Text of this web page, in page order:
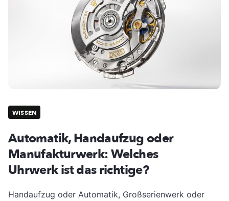
WISSEN
Automatik, Handaufzug oder
Manufakturwerk: Welches
Uhrwerk ist das richtige?
Handaufzug oder Automatik, Großserienwerk oder